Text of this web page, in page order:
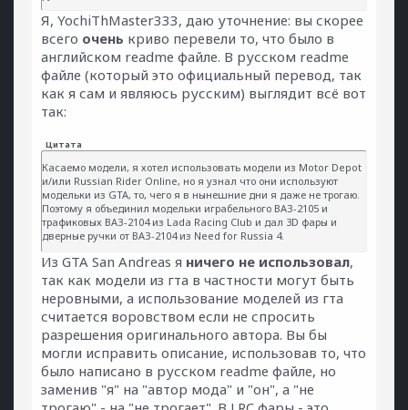
Я, YochiThMaster333, даю уточнение: вы скорее
всего очень криво перевели то, что было в
английском readme файле. В русском readme
файле (который это официальный перевод, так
как я сам и являюсь русским) выглядит всё вот
так:
Цитата
Касаемо модели, я хотел использовать модели из Motor Depot
и/или Russian Rider Online, но я узнал что они используют
модельки из GTA, то, чего я в нынешние дни я даже не трогаю.
Поэтому я объединил модельки играбельного ВАЗ-2105 и
трафиковых ВАЗ-2104 из Lada Racing Club и дал 3D фары и
дверные ручки от ВАЗ-2104 из Need for Russia 4.
Из GTA San Andreas я ничего не использовал,
так как модели из гта в частности могут быть
неровными, а использование моделей из гта
считается воровством если не спросить
разрешения оригинального автора. Вы бы
могли исправить описание, использовав то, что
было написано в русском readme файле, но
заменив "я" на "автор мода" и "он", а "не